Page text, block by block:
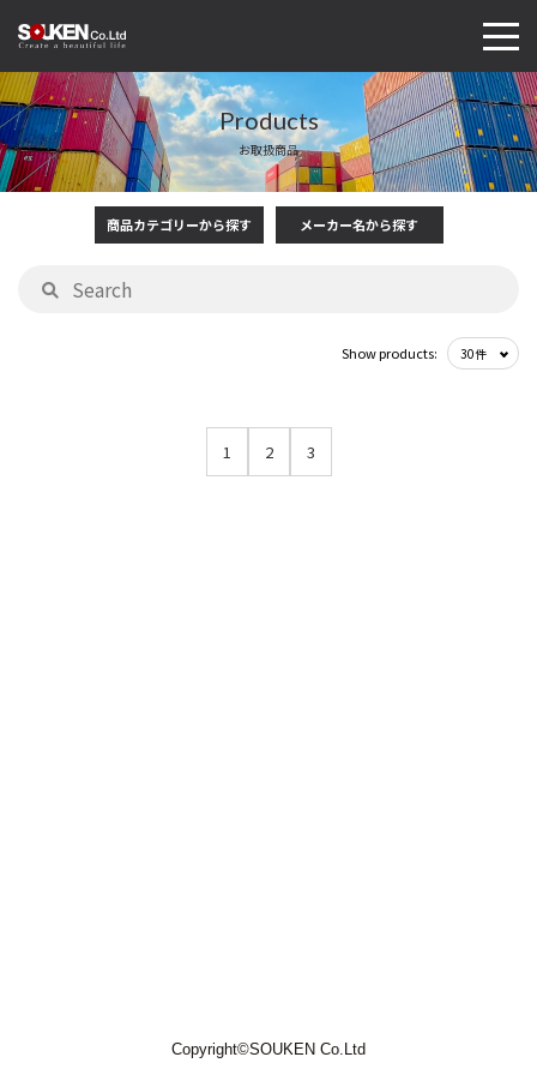
Products
お取扱商品
商品カテゴリーから探す メーカー名から探す
Show products:
1 2 3
Copyright©SOUKEN Co.Ltd